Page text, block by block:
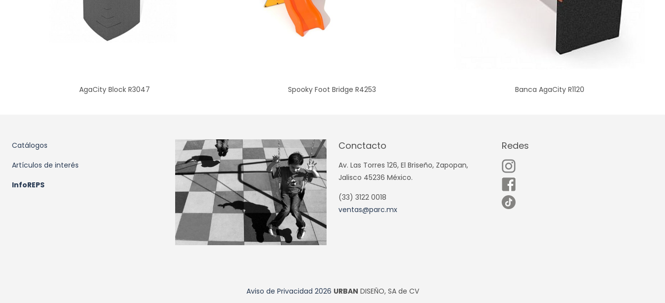
AgaCity Block R3047 Spooky Foot Bridge R4253 Banca AgaCity R1120
Catálogos
Artículos de interés
InfoREPS
Conctacto
Av. Las Torres 126, El Briseño, Zapopan,
Jalisco 45236 México.
(33) 3122 0018
ventas@parc.mx
Redes
Aviso de Privacidad 2026 URBAN DISEÑO, SA de CV